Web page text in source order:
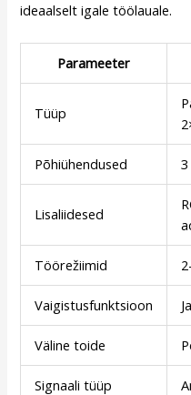
ideaalselt igale töölauale.
Parameeter
Tüüp
Põhiühendused
Lisaliidesed
Töörežiimid
Vaigistusfunktsioon
Väline toide
Signaali tüüp